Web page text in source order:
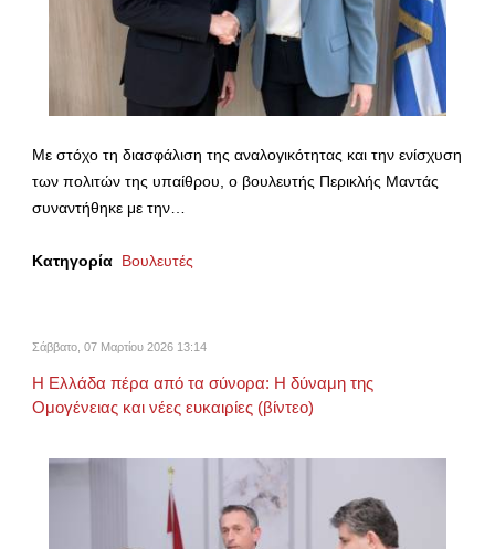
Με στόχο τη διασφάλιση της αναλογικότητας και την ενίσχυση
των πολιτών της υπαίθρου, ο βουλευτής Περικλής Μαντάς
συναντήθηκε με την…
Κατηγορία Βουλευτές
Σάββατο, 07 Μαρτίου 2026 13:14
Η Ελλάδα πέρα από τα σύνορα: Η δύναμη της
Ομογένειας και νέες ευκαιρίες (βίντεο)